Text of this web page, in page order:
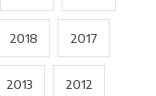
2018 2017
2013 2012